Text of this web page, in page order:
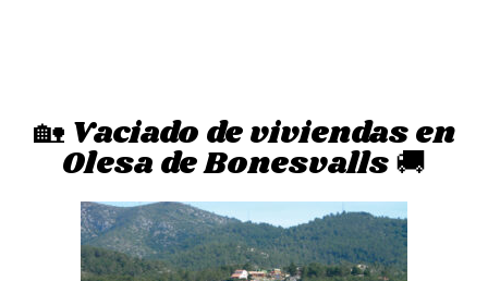
🏡 Vaciado de viviendas en
Olesa de Bonesvalls 🚚